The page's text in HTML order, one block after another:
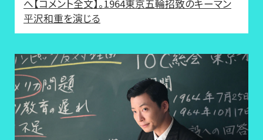
へ【コメント全文】。1964東京五輪招致のキーマン
平沢和重を演じる